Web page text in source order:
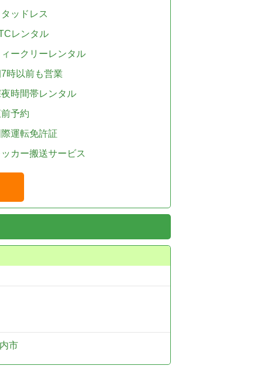
ッドレス
レンタル
ークリーレンタル
時以前も営業
時間帯レンタル
予約
運転免許証
カー搬送サービス
市